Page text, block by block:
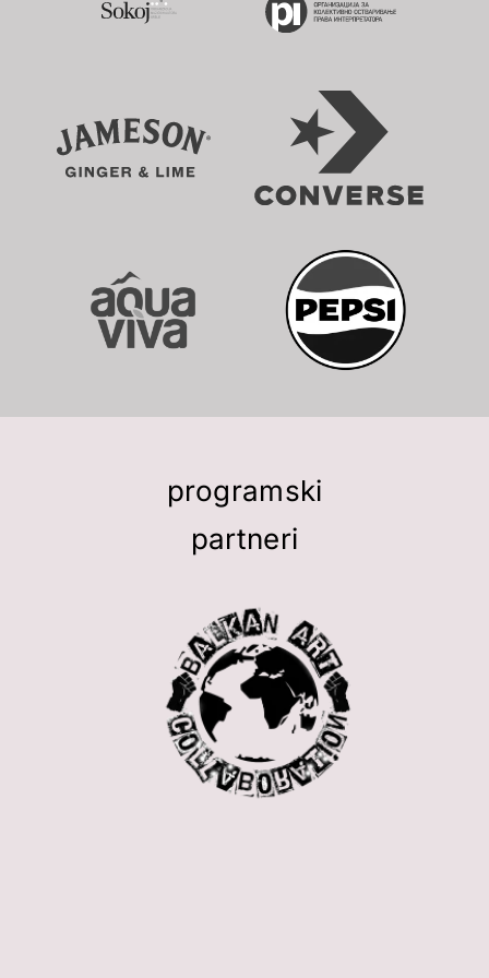
programski
partneri